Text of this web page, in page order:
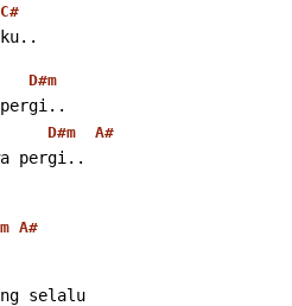
C#
D#m
D#m A#
pergi..
A#
selalu